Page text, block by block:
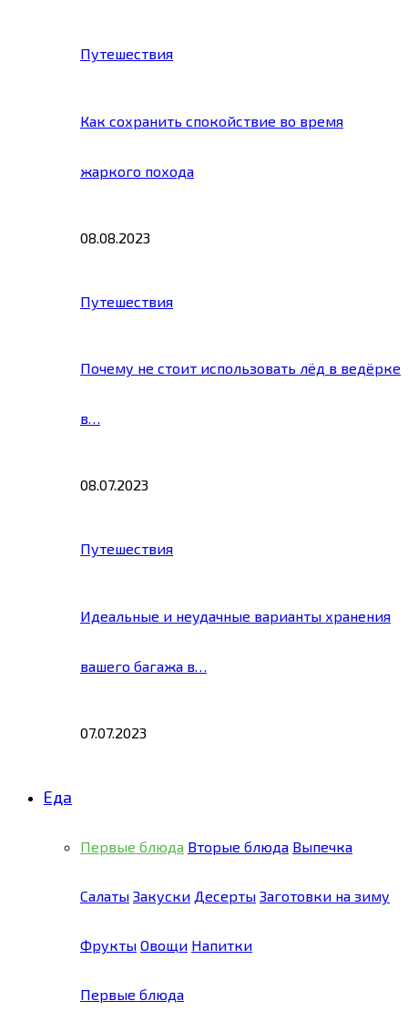
Путешествия
Как сохранить спокойствие во время
жаркого похода
08.08.2023
Путешествия
Почему не стоит использовать лёд в ведёрке
в…
08.07.2023
Путешествия
Идеальные и неудачные варианты хранения
вашего багажа в…
07.07.2023
Еда
Первые блюда Вторые блюда Выпечка
Салаты Закуски Десерты Заготовки на зиму
Фрукты Овощи Напитки
Первые блюда